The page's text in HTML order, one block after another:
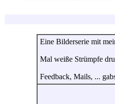
Eine Bilderserie mit
Mal weiße Strümpfe
Feedback, Mails, ...